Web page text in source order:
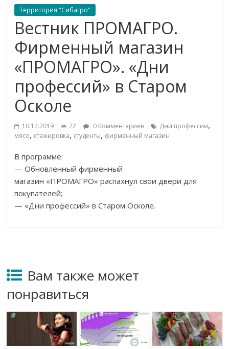
Территория "Сибагро"
Вестник ПРОМАГРО.
Фирменный магазин
«ПРОМАГРО». «Дни
профессий» в Старом
Осколе
10.12.2019 72 0 Комментариев Дни профессии,
мясо, стажировка, студенты, фирменный магазин
В программе:
— Обновленный фирменный
магазин «ПРОМАГРО» распахнул свои двери для
покупателей;
— «Дни профессий» в Старом Осколе.
Вам также может
понравиться